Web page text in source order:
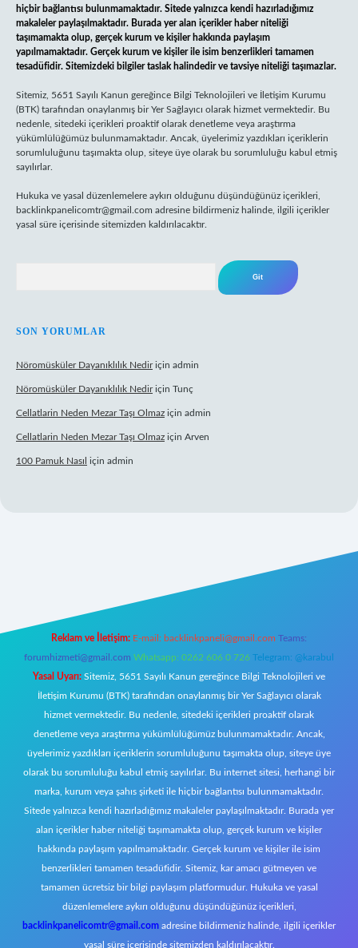
hiçbir bağlantısı bulunmamaktadır. Sitede yalnızca kendi hazırladığımız
makaleler paylaşılmaktadır. Burada yer alan içerikler haber niteliği
taşımamakta olup, gerçek kurum ve kişiler hakkında paylaşım
yapılmamaktadır. Gerçek kurum ve kişiler ile isim benzerlikleri tamamen
tesadüfidir. Sitemizdeki bilgiler taslak halindedir ve tavsiye niteliği taşımazlar.
Sitemiz, 5651 Sayılı Kanun gereğince Bilgi Teknolojileri ve İletişim Kurumu
(BTK) tarafından onaylanmış bir Yer Sağlayıcı olarak hizmet vermektedir. Bu
nedenle, sitedeki içerikleri proaktif olarak denetleme veya araştırma
yükümlülüğümüz bulunmamaktadır. Ancak, üyelerimiz yazdıkları içeriklerin
sorumluluğunu taşımakta olup, siteye üye olarak bu sorumluluğu kabul etmiş
sayılırlar.
Hukuka ve yasal düzenlemelere aykırı olduğunu düşündüğünüz içerikleri,
backlinkpanelicomtr@gmail.com adresine bildirmeniz halinde, ilgili içerikler
yasal süre içerisinde sitemizden kaldırılacaktır.
SON YORUMLAR
Nöromüsküler Dayanıklılık Nediriçin admin
Nöromüsküler Dayanıklılık Nediriçin Tunç
Cellatlarin Neden Mezar Taşı Olmaz için admin
Cellatlarin Neden Mezar Taşı Olmaz için Arven
100 Pamuk Nasıl için admin
Reklam ve İletişim: E-mail: backlinkpaneli@gmail.com Teams:
forumhizmeti@gmail.com Whatsapp: 0262 606 0 726 Telegram: @karabul
Yasal Uyarı: Sitemiz, 5651 Sayılı Kanun gereğince Bilgi Teknolojileri ve
İletişim Kurumu (BTK) tarafından onaylanmış bir Yer Sağlayıcı olarak
hizmet vermektedir. Bu nedenle, sitedeki içerikleri proaktif olarak
denetleme veya araştırma yükümlülüğümüz bulunmamaktadır. Ancak,
üyelerimiz yazdıkları içeriklerin sorumluluğunu taşımakta olup, siteye üye
olarak bu sorumluluğu kabul etmiş sayılırlar. Bu internet sitesi, herhangi bir
marka, kurum veya şahıs şirketi ile hiçbir bağlantısı bulunmamaktadır.
Sitede yalnızca kendi hazırladığımız makaleler paylaşılmaktadır. Burada yer
alan içerikler haber niteliği taşımamakta olup, gerçek kurum ve kişiler
hakkında paylaşım yapılmamaktadır. Gerçek kurum ve kişiler ile isim
benzerlikleri tamamen tesadüfidir. Sitemiz, kar amacı gütmeyen ve
tamamen ücretsiz bir bilgi paylaşım platformudur. Hukuka ve yasal
düzenlemelere aykırı olduğunu düşündüğünüz içerikleri,
backlinkpanelicomtr@gmail.com adresine bildirmeniz halinde, ilgili içerikler
yasal süre içerisinde sitemizden kaldırılacaktır.